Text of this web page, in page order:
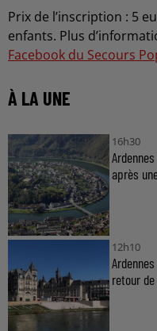
Prix de l’inscription : 5
enfants. Plus
Facebook du Secours
À LA UNE
16h30
après
12h10
retour